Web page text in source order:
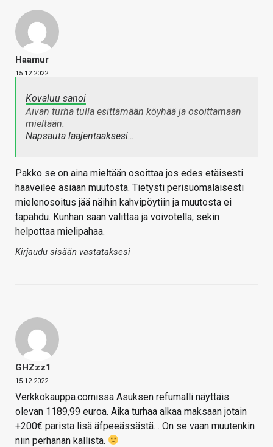
Haamur
15.12.2022
Kovaluu sanoi
Aivan turha tulla esittämään köyhää ja osoittamaan
mieltään.
Napsauta laajentaaksesi…
Pakko se on aina mieltään osoittaa jos edes etäisesti
haaveilee asiaan muutosta. Tietysti perisuomalaisesti
mielenosoitus jää näihin kahvipöytiin ja muutosta ei
tapahdu. Kunhan saan valittaa ja voivotella, sekin
helpottaa mielipahaa.
Kirjaudu sisään vastataksesi
GHZzz1
15.12.2022
Verkkokauppa.comissa Asuksen refumalli näyttäis
olevan 1189,99 euroa. Aika turhaa alkaa maksaan jotain
+200€ parista lisä äfpeeässästä… On se vaan muutenkin
niin perhanan kallista.